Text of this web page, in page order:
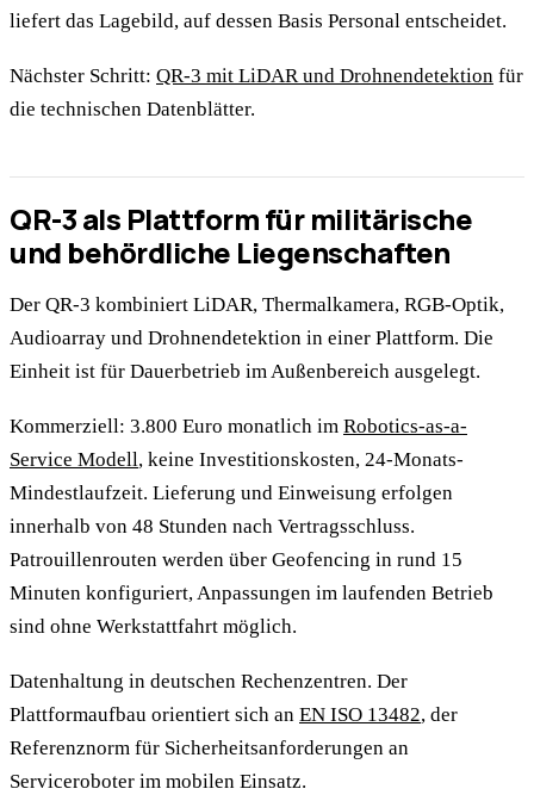
liefert das Lagebild, auf dessen Basis Personal entscheidet.
Nächster Schritt: QR-3 mit LiDAR und Drohnendetektion für
die technischen Datenblätter.
QR-3 als Plattform für militärische
und behördliche Liegenschaften
Der QR-3 kombiniert LiDAR, Thermalkamera, RGB-Optik,
Audioarray und Drohnendetektion in einer Plattform. Die
Einheit ist für Dauerbetrieb im Außenbereich ausgelegt.
Kommerziell: 3.800 Euro monatlich im Robotics-as-a-
Service Modell, keine Investitionskosten, 24-Monats-
Mindestlaufzeit. Lieferung und Einweisung erfolgen
innerhalb von 48 Stunden nach Vertragsschluss.
Patrouillenrouten werden über Geofencing in rund 15
Minuten konfiguriert, Anpassungen im laufenden Betrieb
sind ohne Werkstattfahrt möglich.
Datenhaltung in deutschen Rechenzentren. Der
Plattformaufbau orientiert sich an EN ISO 13482, der
Referenznorm für Sicherheitsanforderungen an
Serviceroboter im mobilen Einsatz.